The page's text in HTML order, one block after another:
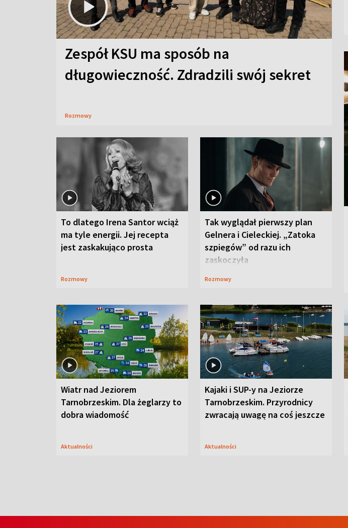
Zespół KSU ma sposób na
długowieczność. Zdradzili swój sekret
Rozmowy
To dlatego Irena Santor wciąż
ma tyle energii. Jej recepta
jest zaskakująco prosta
Rozmowy
Tak wyglądał pierwszy plan
Gelnera i Cieleckiej. „Zatoka
szpiegów” od razu ich
zaskoczyła
Rozmowy
Wiatr nad Jeziorem
Tarnobrzeskim. Dla żeglarzy to
dobra wiadomość
Aktualności
Kajaki i SUP-y na Jeziorze
Tarnobrzeskim. Przyrodnicy
zwracają uwagę na coś jeszcze
Aktualności